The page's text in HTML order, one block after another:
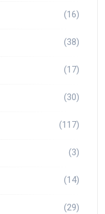
(16)
(38)
(17)
(30)
(117)
(3)
(14)
(29)